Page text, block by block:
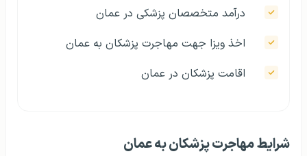
درآمد متخصصان پزشکی در عمان
اخذ ویزا جهت مهاجرت پزشکان به عمان
اقامت پزشکان در عمان
شرایط مهاجرت پزشکان به عمان